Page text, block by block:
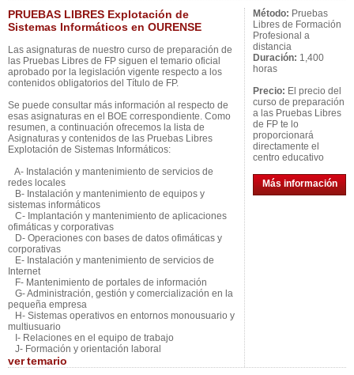
PRUEBAS LIBRES Explotación de
Sistemas Informáticos en OURENSE
Las asignaturas de nuestro curso de preparación de
las Pruebas Libres de FP siguen el temario oficial
aprobado por la legislación vigente respecto a los
contenidos obligatorios del Título de FP.
Se puede consultar más información al respecto de
esas asignaturas en el BOE correspondiente. Como
resumen, a continuación ofrecemos la lista de
Asignaturas y contenidos de las Pruebas Libres
Explotación de Sistemas Informáticos:
A- Instalación y mantenimiento de servicios de
redes locales
B- Instalación y mantenimiento de equipos y
sistemas informáticos
C- Implantación y mantenimiento de aplicaciones
ofimáticas y corporativas
D- Operaciones con bases de datos ofimáticas y
corporativas
E- Instalación y mantenimiento de servicios de
Internet
F- Mantenimiento de portales de información
G- Administración, gestión y comercialización en la
pequeña empresa
H- Sistemas operativos en entornos monousuario y
multiusuario
I- Relaciones en el equipo de trabajo
J- Formación y orientación laboral
vertemario
Método: Pruebas
Libres de Formación
Profesional a
distancia
Duración: 1,400
horas
Precio: El precio del
curso de preparación
a las Pruebas Libres
de FP te lo
proporcionará
directamente el
centro educativo
Más información